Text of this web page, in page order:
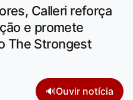
Calleri reforça
e promete
The Strongest
🔊Ouvir notícia